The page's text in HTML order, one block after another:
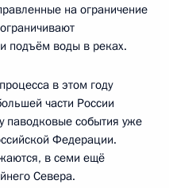
на ограничение
подъём воды в реках.
в этом году
части России
события уже
Федерации.
в семи ещё
Севера.